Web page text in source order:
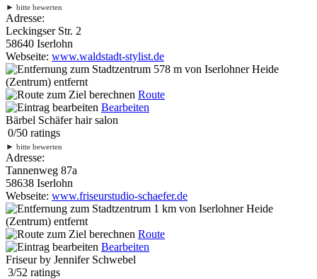
► bitte bewerten
Adresse:
Leckingser Str. 2
58640 Iserlohn
Webseite: www.waldstadt-stylist.de
578 m von Iserlohner Heide
(Zentrum) entfernt
Route
Bearbeiten
Bärbel Schäfer hair salon
0/50 ratings
► bitte bewerten
Adresse:
Tannenweg 87a
58638 Iserlohn
Webseite: www.friseurstudio-schaefer.de
1 km von Iserlohner Heide
(Zentrum) entfernt
Route
Bearbeiten
Friseur by Jennifer Schwebel
3/52 ratings